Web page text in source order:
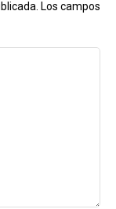
Los campos